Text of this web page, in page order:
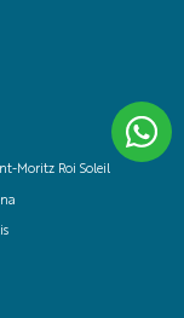
Moritz Roi Soleil